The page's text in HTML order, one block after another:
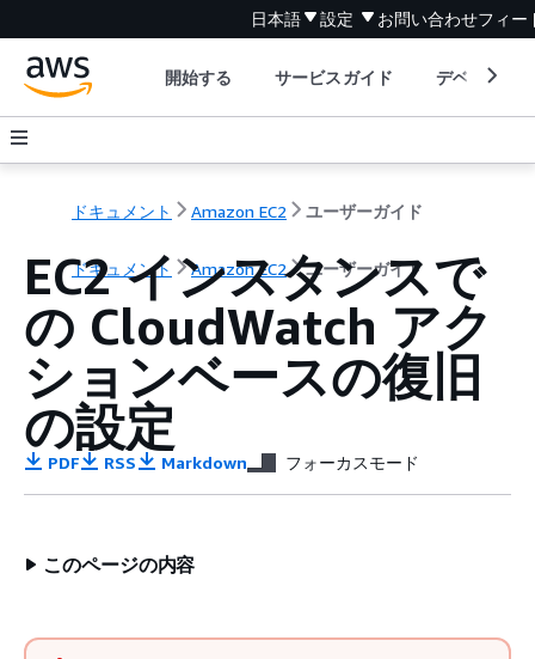
日本語 設定 お問い合わせフィー
開始する サービスガイド デベロッパ
ドキュメント Amazon EC2 ユーザーガイド
ドキュメント Amazon EC2 ユーザーガイド
EC2 インスタンスで
の CloudWatch アク
ションベースの復旧
の設定
PDF RSS Markdown フォーカスモード
このページの内容